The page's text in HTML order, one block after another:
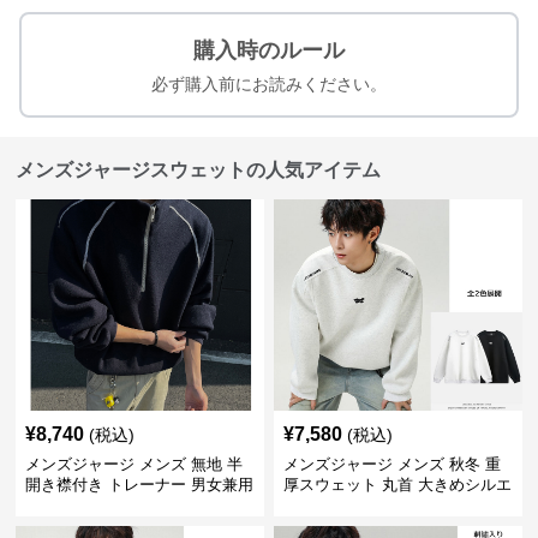
購入時のルール
必ず購入前にお読みください。
メンズジャージスウェットの人気アイテム
¥8,740 (税込)
メンズジャージ メンズ 無地 半
開き襟付き トレーナー 男女兼用
¥7,580 (税込)
メンズジャージ メンズ 秋冬 重
厚スウェット 丸首 大きめシルエ